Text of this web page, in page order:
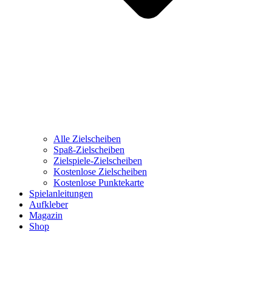
Alle Zielscheiben
Spaß-Zielscheiben
Zielspiele-Zielscheiben
Kostenlose Zielscheiben
Kostenlose Punktekarte
Spielanleitungen
Aufkleber
Magazin
Shop